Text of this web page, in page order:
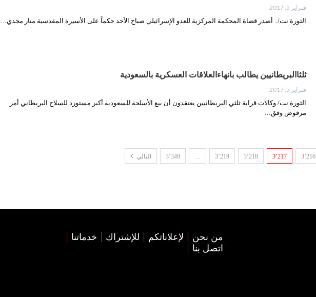
فبراير 5, 2017
الثورة نت/.. أصدر قضاة المحكمة المركزية للعدو الإسرائيلي صباح الأحد حكماً على الأسيرة المقدسية منار مجدي…
ثلثاالبريطانيين يطالب بانهاءالعلاقات العسكرية بالسعودية
فبراير 5, 2017
الثورة نت/ وكالات قرابة ثلثي البريطانيين يعتقدون أن بيع الأسلحة للسعودية أكبر مستورد للسلاح البريطاني أمر
مرفوض وفق…
3٬216 3٬217 3٬218 3٬219 … 3٬349 التالي
من نحن لإعلاناتكم للإشتراك
خدماتنا
اتصل بنا